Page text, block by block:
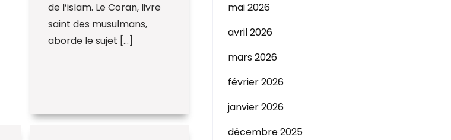
de l’islam. Le Coran, livre
saint des musulmans,
aborde le sujet […]
mai 2026
avril 2026
mars 2026
février 2026
janvier 2026
décembre 2025